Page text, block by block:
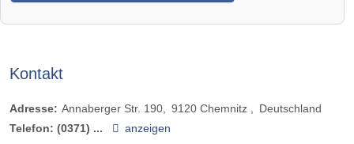
Kontakt
Adresse: Annaberger Str. 190 9120 Chemnitz
Deutschland
Telefon: (0371) ...
anzeigen